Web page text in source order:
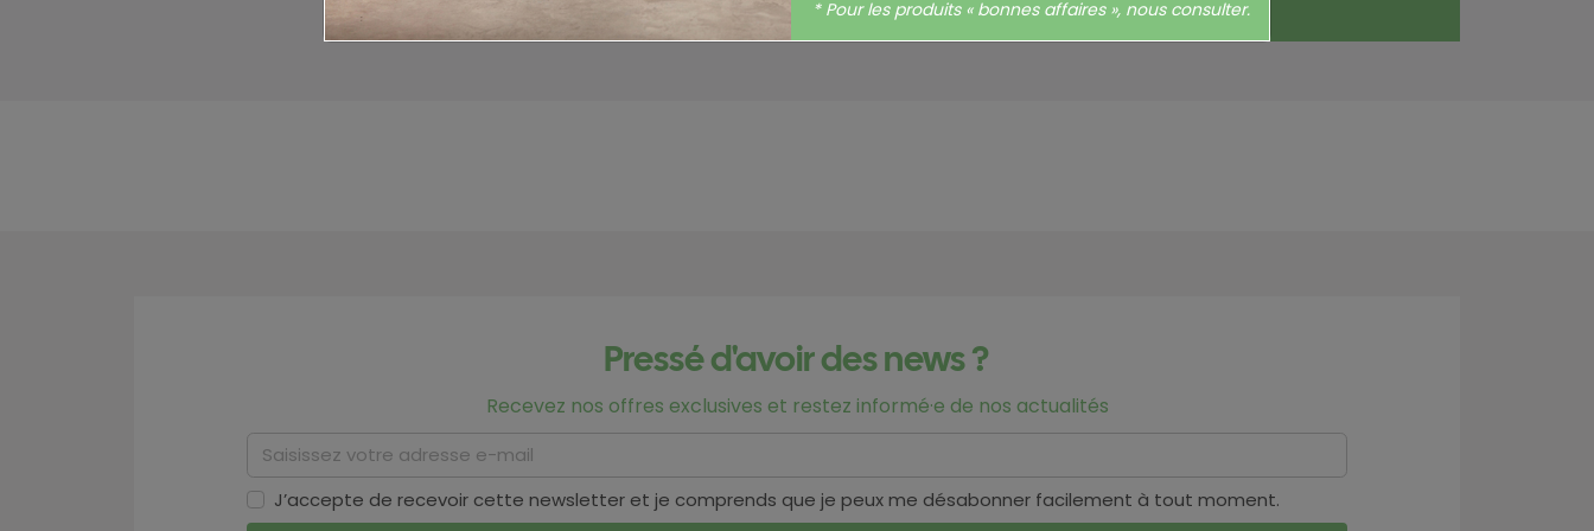
Hors-taxes
Pressé d'avoir des news ?
Recevez nos offres exclusives et restez informé·e de nos actualités
J’accepte de recevoir cette newsletter et je comprends que je peux me désabonner facilement à tout moment.
* Pour les produits « bonnes affaires », nous consulter.